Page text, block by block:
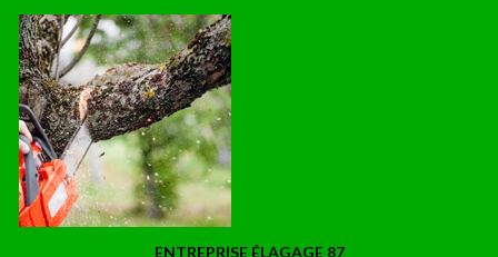
ENTREPRISE ÉLAGAGE 87